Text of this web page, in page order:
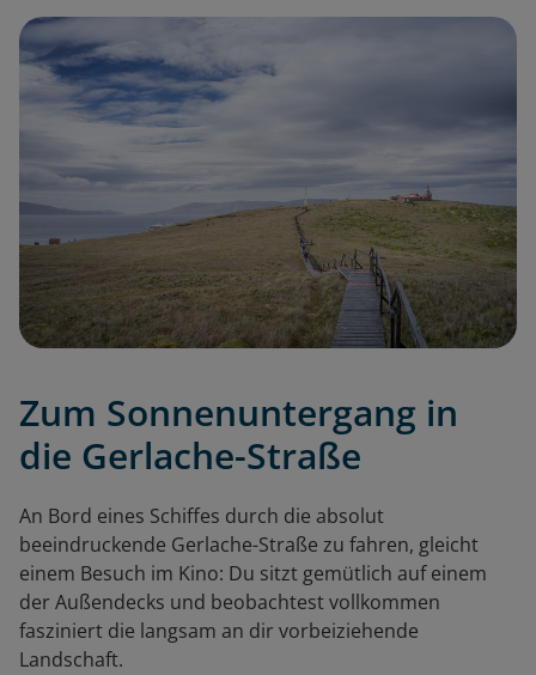
Zum Sonnenuntergang in
die Gerlache-Straße
An Bord eines Schiffes durch die absolut
beeindruckende Gerlache-Straße zu fahren, gleicht
einem Besuch im Kino: Du sitzt gemütlich auf einem
der Außendecks und beobachtest vollkommen
fasziniert die langsam an dir vorbeiziehende
Landschaft.